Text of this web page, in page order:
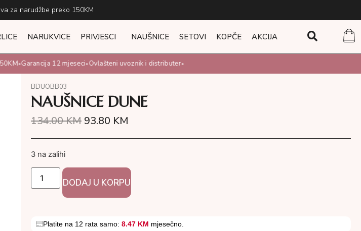
za narudžbe preko 150KM
NARUKVICE PRIVJESCI NAUŠNICE SETOVI KOPČE AKCIJA
•Garancija 12 mjeseci•Ovlašteni uvoznik i distributer•
BDUOBB03
NAUŠNICE DUNE
134.00KM 93.80 KM
3 na zalihi
DODAJ U KORPU
Platite na 12 rata samo: 8.47 KM mjesečno.